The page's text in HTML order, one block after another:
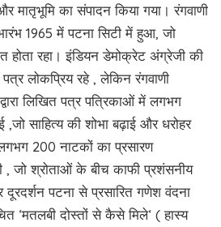
मातृभूमि का संपादन किया गया। रंगवाणी
1965 में पटना सिटी में हुआ, जो
होता रहा। इंडियन डेमोक्रेट अंग्रेजी की
लोकप्रिय रहे , लेकिन रंगवाणी
लिखित पत्र पत्रिकाओं में लगभग
साहित्य की शोभा बढ़ाई और धरोहर
200 नाटकों का प्रसारण
, जो श्रोताओं के बीच काफी प्रशंसनीय
पटना से प्रसारित गणेश वंदना
‘मतलबी दोस्तों से कैसे मिले‘ ( हास्य